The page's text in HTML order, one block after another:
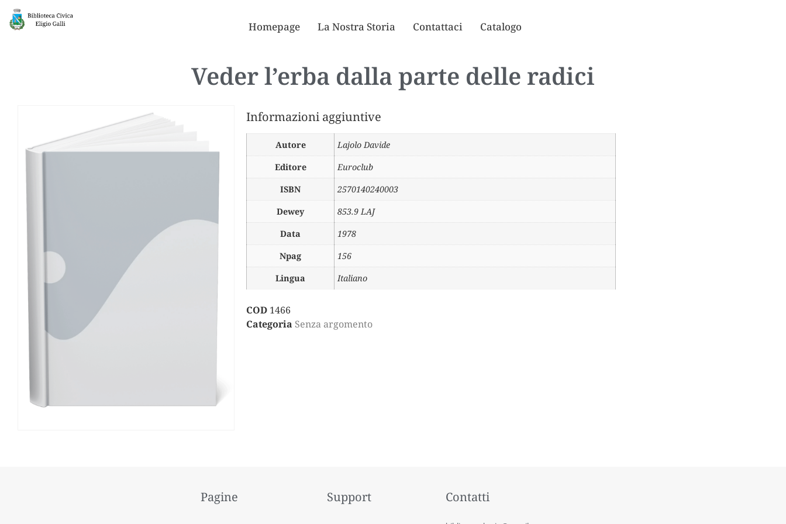
Homepage La Nostra Storia Contattaci Catalogo
Veder l’erba dalla parte delle radici
Informazioni aggiuntive
Autore
Lajolo Davide
Editore
Euroclub
ISBN
2570140240003
Dewey
853.9 LAJ
Data
1978
Npag
156
Lingua
Italiano
COD 1466
Categoria Senza argomento
Pagine Support Contatti